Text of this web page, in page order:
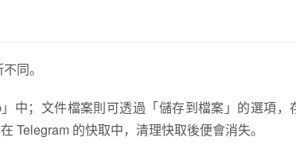
同。
中；文件檔案則可透過「儲存到檔案」的選項，
Telegram 的快取中，清理快取後便會消失。